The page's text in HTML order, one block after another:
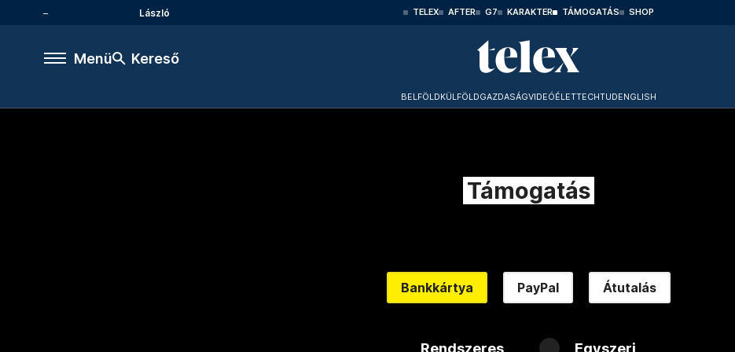
László TELEX AFTER G7 KARAKTER TÁMOGATÁS SHOP
Menü Kereső
BELFÖLDKÜLFÖLDGAZDASÁGVIDEÓÉLETTECHTUDENGLISH
Támogatás
Bankkártya PayPal Átutalás
Rendszeres Egyszeri